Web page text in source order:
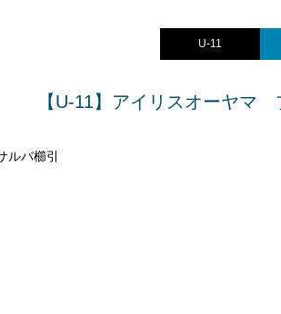
U-11
【U-11】アイリスオーヤマ
バ櫛引